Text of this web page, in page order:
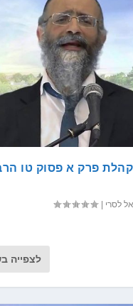
פרק א פסוק טו
לסרי |
לצפייה